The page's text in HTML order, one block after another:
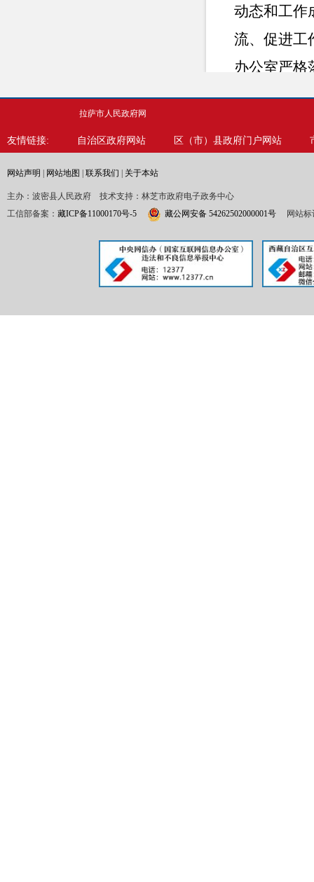
动态和工作
流、促进工
办公室严格
格审核和保
全、高效，
开依托
“魅
将抖音号打
府信息公
将政府信息
道。
拉萨市人民政府网
友情链接: 自治区政府网站 区（市）县政府门户网站
网站声明 网站地图 联系我们 关于本站
主办：波密县人民政府 技术支持：林芝市政府电子政务中心
工信部备案： 藏ICP备11000170号-5 藏公网安备 54262502000001号 网站标